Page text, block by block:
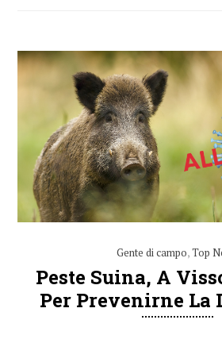
Gente di campo,Top
Peste Suina, A
Per Prevenirne La